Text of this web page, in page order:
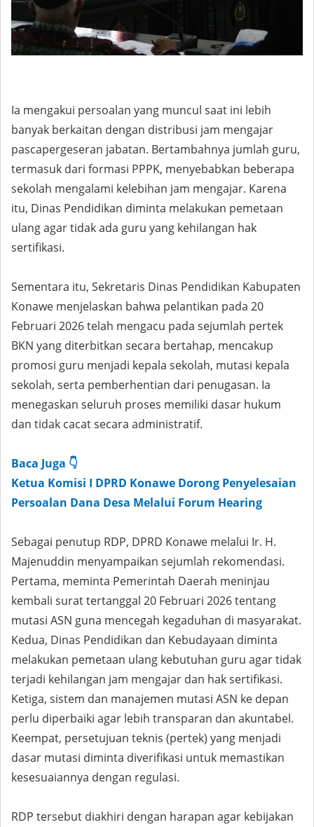
Ia mengakui persoalan yang muncul saat ini lebih
banyak berkaitan dengan distribusi jam mengajar
pascapergeseran jabatan. Bertambahnya jumlah guru,
termasuk dari formasi PPPK, menyebabkan beberapa
sekolah mengalami kelebihan jam mengajar. Karena
itu, Dinas Pendidikan diminta melakukan pemetaan
ulang agar tidak ada guru yang kehilangan hak
sertifikasi.
Sementara itu, Sekretaris Dinas Pendidikan Kabupaten
Konawe menjelaskan bahwa pelantikan pada 20
Februari 2026 telah mengacu pada sejumlah pertek
BKN yang diterbitkan secara bertahap, mencakup
promosi guru menjadi kepala sekolah, mutasi kepala
sekolah, serta pemberhentian dari penugasan. Ia
menegaskan seluruh proses memiliki dasar hukum
dan tidak cacat secara administratif.
Baca Juga 👇
Ketua Komisi I DPRD Konawe Dorong Penyelesaian
Persoalan Dana Desa Melalui Forum Hearing
Sebagai penutup RDP, DPRD Konawe melalui Ir. H.
Majenuddin menyampaikan sejumlah rekomendasi.
Pertama, meminta Pemerintah Daerah meninjau
kembali surat tertanggal 20 Februari 2026 tentang
mutasi ASN guna mencegah kegaduhan di masyarakat.
Kedua, Dinas Pendidikan dan Kebudayaan diminta
melakukan pemetaan ulang kebutuhan guru agar tidak
terjadi kehilangan jam mengajar dan hak sertifikasi.
Ketiga, sistem dan manajemen mutasi ASN ke depan
perlu diperbaiki agar lebih transparan dan akuntabel.
Keempat, persetujuan teknis (pertek) yang menjadi
dasar mutasi diminta diverifikasi untuk memastikan
kesesuaiannya dengan regulasi.
RDP tersebut diakhiri dengan harapan agar kebijakan